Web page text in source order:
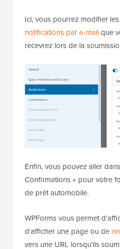
Ici, vous pourrez modifier
notifications par e-mailque
recevrez lors de la
Enfin, vous pouvez aller
Confirmations » pour votre
de prêt automobile.
WPForms vous permet
d'afficher une page ou de
vers une URL lorsqu'ils